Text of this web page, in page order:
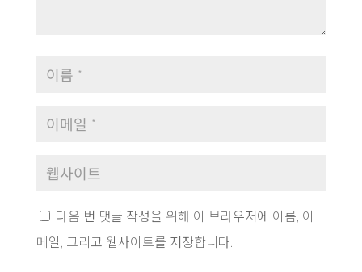
다음 번 댓글 작성을 위해 이 브라우저에 이름, 이
메일, 그리고 웹사이트를 저장합니다.